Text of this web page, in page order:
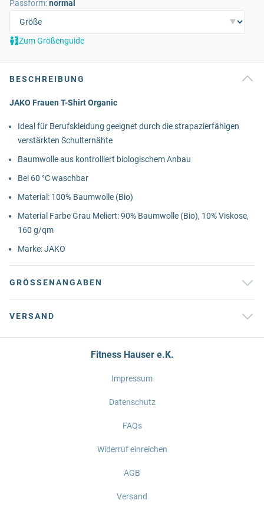
Passform:normal
Zum Größenguide
BESCHREIBUNG
JAKO Frauen T-Shirt Organic
Ideal für Berufskleidung geeignet durch die strapazierfähigen
verstärkten Schulternähte
Baumwolle aus kontrolliert biologischem Anbau
Bei 60 °C waschbar
Material: 100% Baumwolle (Bio)
Material Farbe Grau Meliert: 90% Baumwolle (Bio), 10% Viskose,
160 g/qm
Marke: JAKO
GRÖSSENANGABEN
VERSAND
Fitness Hauser e.K.
Impressum
Datenschutz
FAQs
Widerruf einreichen
AGB
Versand